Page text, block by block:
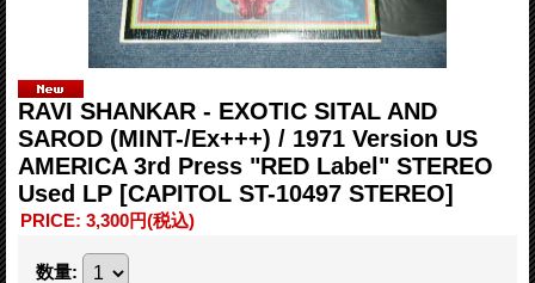
RAVI SHANKAR - EXOTIC SITAL AND
SAROD (MINT-/Ex+++) / 1971 Version US
AMERICA 3rd Press "RED Label" STEREO
Used LP [CAPITOL ST-10497 STEREO]
PRICE: 3,300円(税込)
数量: